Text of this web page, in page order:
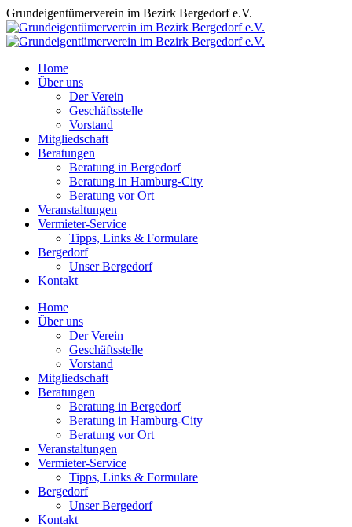
Zum
Inhalt
springen
Grundeigentümerverein im Bezirk Bergedorf e.V.
Home
Über uns
Der Verein
Geschäftsstelle
Vorstand
Mitgliedschaft
Beratungen
Beratung in Bergedorf
Beratung in Hamburg-City
Beratung vor Ort
Veranstaltungen
Vermieter-Service
Tipps, Links & Formulare
Bergedorf
Unser Bergedorf
Kontakt
Facebook
page
window
Instagram
page
window
Home
Über uns
Der Verein
Geschäftsstelle
Vorstand
Mitgliedschaft
Beratungen
Beratung in Bergedorf
Beratung in Hamburg-City
Beratung vor Ort
Veranstaltungen
Vermieter-Service
Tipps, Links & Formulare
Bergedorf
Unser Bergedorf
Kontakt